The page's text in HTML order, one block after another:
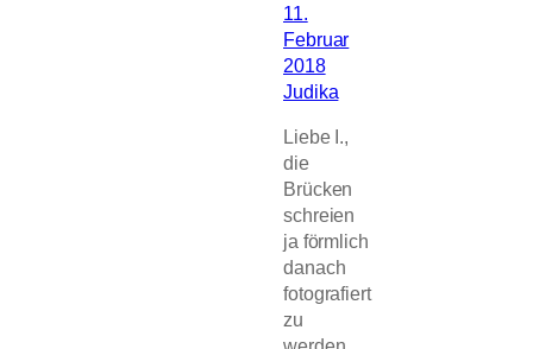
11.
Februar
2018
Judika
Liebe I.,
die
Brücken
schreien
ja förmlich
danach
fotografiert
zu